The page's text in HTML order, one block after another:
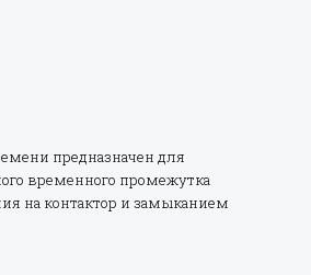
предназначен для
временного промежутка
на контактор и замыканием